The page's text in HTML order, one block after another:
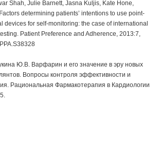
Shah, Julie Barnett, Jasna Kuljis, Kate Hone,
determining patients’ intentions to use point-
devices for self-monitoring: the case of international
Patient Preference and Adherence, 2013:7,
Ю.В. Варфарин и его значение в эру новых
Вопросы контроля эффективности и
Рациональная Фармакотерапия в Кардиологии